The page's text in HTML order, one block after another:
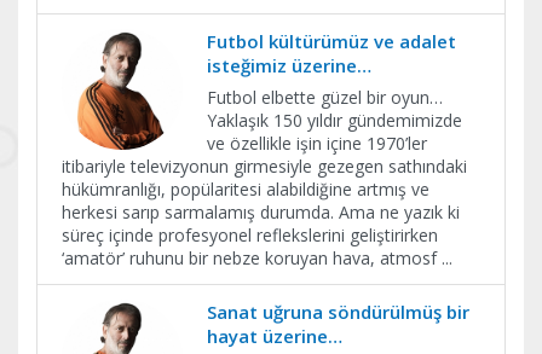
Futbol kültürümüz ve adalet
isteğimiz üzerine…
Futbol elbette güzel bir oyun…
Yaklaşık 150 yıldır gündemimizde
ve özellikle işin içine 1970’ler
itibariyle televizyonun girmesiyle gezegen sathındaki
hükümranlığı, popülaritesi alabildiğine artmış ve
herkesi sarıp sarmalamış durumda. Ama ne yazık ki
süreç içinde profesyonel reflekslerini geliştirirken
‘amatör’ ruhunu bir nebze koruyan hava, atmosf ...
Sanat uğruna söndürülmüş bir
hayat üzerine…